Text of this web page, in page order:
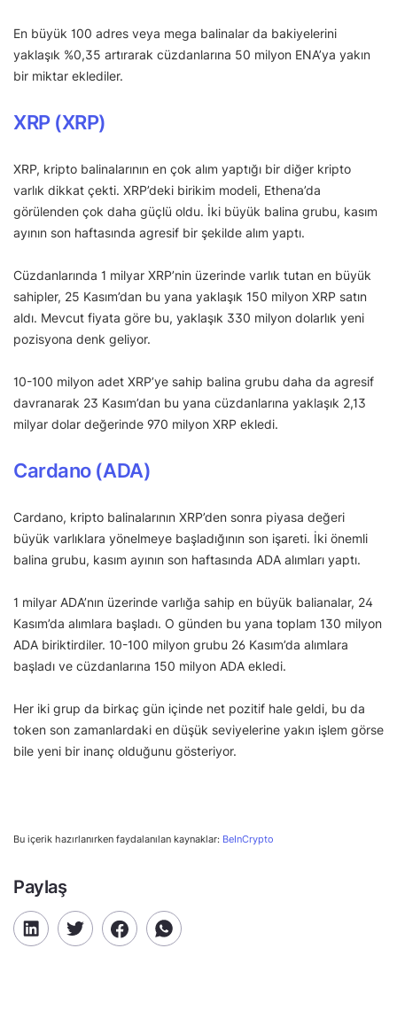
En büyük 100 adres veya mega balinalar da bakiyelerini
yaklaşık %0,35 artırarak cüzdanlarına 50 milyon ENA’ya yakın
bir miktar eklediler.
XRP (XRP)
XRP, kripto balinalarının en çok alım yaptığı bir diğer kripto
varlık dikkat çekti. XRP’deki birikim modeli, Ethena’da
görülenden çok daha güçlü oldu. İki büyük balina grubu, kasım
ayının son haftasında agresif bir şekilde alım yaptı.
Cüzdanlarında 1 milyar XRP’nin üzerinde varlık tutan en büyük
sahipler, 25 Kasım’dan bu yana yaklaşık 150 milyon XRP satın
aldı. Mevcut fiyata göre bu, yaklaşık 330 milyon dolarlık yeni
pozisyona denk geliyor.
10-100 milyon adet XRP’ye sahip balina grubu daha da agresif
davranarak 23 Kasım’dan bu yana cüzdanlarına yaklaşık 2,13
milyar dolar değerinde 970 milyon XRP ekledi.
Cardano (ADA)
Cardano, kripto balinalarının XRP’den sonra piyasa değeri
büyük varlıklara yönelmeye başladığının son işareti. İki önemli
balina grubu, kasım ayının son haftasında ADA alımları yaptı.
1 milyar ADA’nın üzerinde varlığa sahip en büyük balianalar, 24
Kasım’da alımlara başladı. O günden bu yana toplam 130 milyon
ADA biriktirdiler. 10-100 milyon grubu 26 Kasım’da alımlara
başladı ve cüzdanlarına 150 milyon ADA ekledi.
Her iki grup da birkaç gün içinde net pozitif hale geldi, bu da
token son zamanlardaki en düşük seviyelerine yakın işlem görse
bile yeni bir inanç olduğunu gösteriyor.
Bu içerik hazırlanırken faydalanılan kaynaklar: BeInCrypto
Paylaş